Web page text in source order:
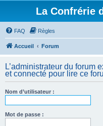
La Confrérie
FAQ Règles
Accueil Forum
L’administrateur du forum
et connecté pour lire ce
Nom d’utilisateur :
Mot de passe :